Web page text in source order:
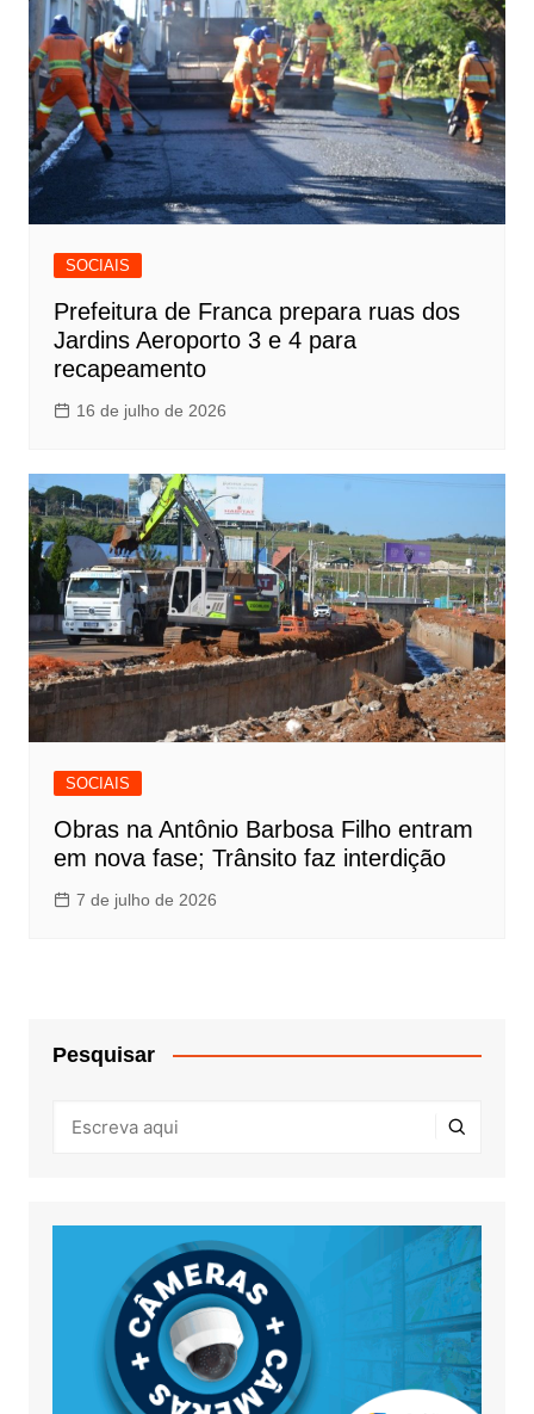
SOCIAIS
Prefeitura de Franca prepara ruas dos
Jardins Aeroporto 3 e 4 para
recapeamento
16 de julho de 2026
SOCIAIS
Obras na Antônio Barbosa Filho entram
em nova fase; Trânsito faz interdição
7 de julho de 2026
Pesquisar